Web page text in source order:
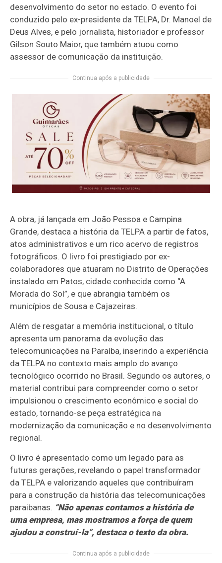
desenvolvimento do setor no estado. O evento foi
conduzido pelo ex-presidente da TELPA, Dr. Manoel de
Deus Alves, e pelo jornalista, historiador e professor
Gilson Souto Maior, que também atuou como
assessor de comunicação da instituição.
Continua após a publicidade
A obra, já lançada em João Pessoa e Campina
Grande, destaca a história da TELPA a partir de fatos,
atos administrativos e um rico acervo de registros
fotográficos. O livro foi prestigiado por ex-
colaboradores que atuaram no Distrito de Operações
instalado em Patos, cidade conhecida como “A
Morada do Sol”, e que abrangia também os
municípios de Sousa e Cajazeiras.
Além de resgatar a memória institucional, o título
apresenta um panorama da evolução das
telecomunicações na Paraíba, inserindo a experiência
da TELPA no contexto mais amplo do avanço
tecnológico ocorrido no Brasil. Segundo os autores, o
material contribui para compreender como o setor
impulsionou o crescimento econômico e social do
estado, tornando-se peça estratégica na
modernização da comunicação e no desenvolvimento
regional.
O livro é apresentado como um legado para as
futuras gerações, revelando o papel transformador
da TELPA e valorizando aqueles que contribuíram
para a construção da história das telecomunicações
paraibanas. “Não apenas contamos a história de
uma empresa, mas mostramos a força de quem
ajudou a construí-la”, destaca o texto da obra.
Continua após a publicidade